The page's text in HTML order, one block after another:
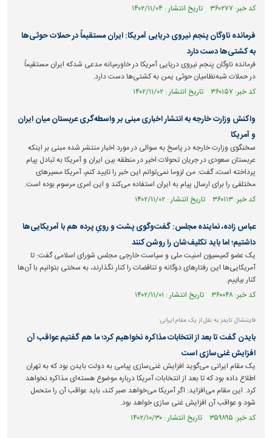
کد خبر: ۳۶۰۲۷۷ تاریخ انتشار : ۱۴۰۲/۱۱/۰۴
فرمانده ناوگان پنجم نیروی دریایی آمریکا: ایران مستقیماً در حملات حوثی‌ها
به کشتی‌ها دست دارد
فرمانده ناوگان پنجم نیروی دریایی آمریکا در خاورمیانه مدعی شدکه ایران مستقیماً
در حملات شبه‌نظامیان حوثی یمن به کشتی‌ها دست دارد.
کد خبر: ۳۶۰۱۵۷ تاریخ انتشار : ۱۴۰۲/۱۱/۰۲
واکنش وزارت خارجه به انتشار اخباری مبنی بر واسطه‌گری عربستان میان ایران
و آمریکا
سخنگوی وزارت خارجه در پاسخ به سوالی در مورد اخبار منتشر شده مبنی بر اینکه
عربستان سعودی در جریان تحولات اخیر در منطقه بین ایران و آمریکا به تبادل پیام
پرداخته است، گفت: من لزوما نمی‌توانم این خبر را تایید کنم، آمریکا مسیر‌های
مختلفی را برای ارسال پیام به ایران استفاده می‌کند و این امری مرسوم بوده است.
کد خبر: ۳۶۰۱۱۳ تاریخ انتشار : ۱۴۰۲/۱۱/۰۲
عباس زاده، نماینده مجلس: گفت‌وگوی پشت و رویِ پرده هم با آمریکایی‌ها
داشتیم؛ اما باید تکلیف‌شان را روشن کنند
یک عضو کمیسیون امنیت ملی و سیاست خارجی مجلس شورای اسلامی گفت: تا
آمریکایی‌ها این رفتار‌های دوگانه و تناقضات را کنار نگذارند، به سختی بتوانیم با آن‌ها
کنار بیاییم.
کد خبر: ۳۶۰۰۴۸ تاریخ انتشار : ۱۴۰۲/۱۱/۰۱
فایننشال تایمز به نقل از یک مقام ایرانی:
بایدن گفت تا بعد از انتخابات مذاکره نخواهیم کرد؛ ما هم گفتیم عواقب آن
افزایش غنی‌سازی است
یک مقام ایرانی می‌گوید افزایش غنی‌سازی پیامی به دولت بایدن بود که به تهران
اطلاع داده بود که تا بعد از انتخابات آمریکا درباره موضوع هسته‌ای مذاکره نخواهد
کرد. این مقام می‌افزاید: اگر آمریکا می‌خواهد صبر کند، باید عواقب آن را متحمل
شود و عواقب آن افزایش غنی سازی خواهد بود.
کد خبر: ۳۵۹۸۹۵ تاریخ انتشار : ۱۴۰۲/۱۰/۳۰